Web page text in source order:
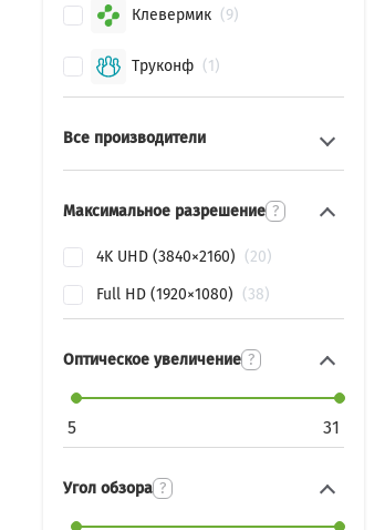
Клевермик 9
Труконф 1
Все производители
Максимальное разрешение ?
4K UHD (3840×2160)
20
Full HD (1920×1080)
38
Оптическое увеличение ?
5 31
Угол обзора ?